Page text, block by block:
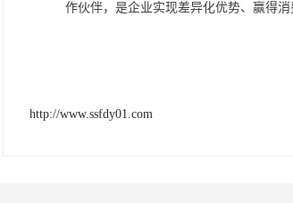
作伙伴，是企业实现差异化优势、赢得消
http://www.ssfdy01.com